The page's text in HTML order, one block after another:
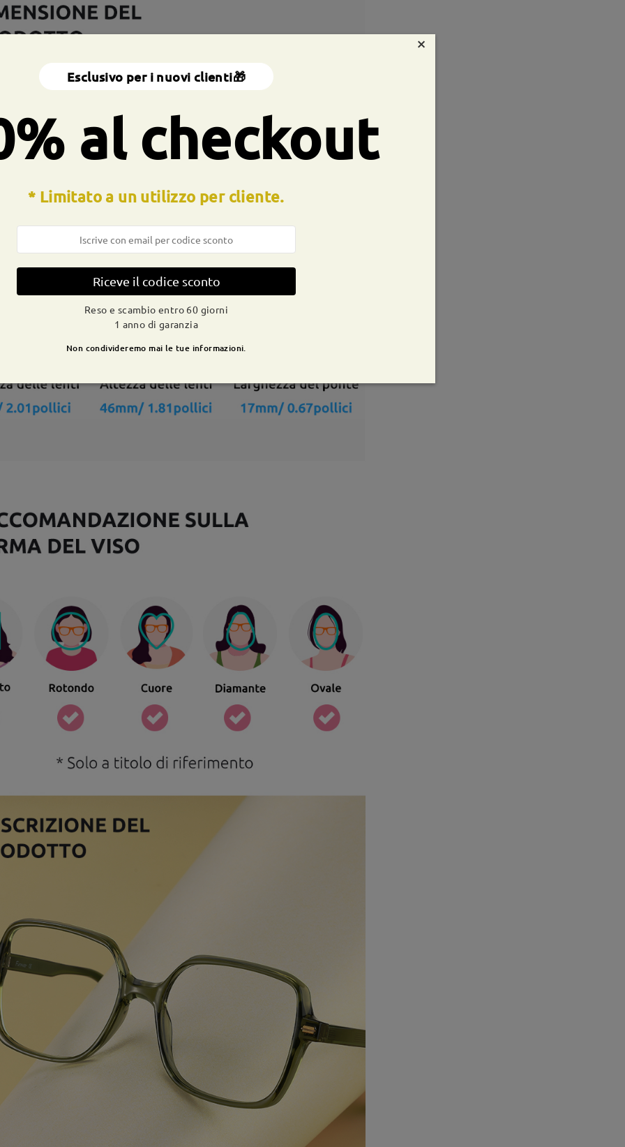
×
Esclusivo per i nuovi clienti🎁
al checkout
* Limitato a un utilizzo per cliente.
Riceve il codice sconto
Reso e scambio entro 60 giorni
1 anno di garanzia
Non condivideremo mai le tue informazioni.